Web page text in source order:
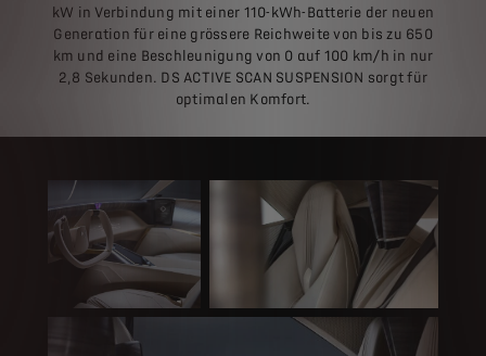
kW in Verbindung mit einer 110-kWh-Batterie der neuen
Generation für eine grössere Reichweite von bis zu 650
km und eine Beschleunigung von 0 auf 100 km/h in nur
2,8 Sekunden. DS ACTIVE SCAN SUSPENSION sorgt für
optimalen Komfort.